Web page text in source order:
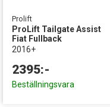
Prolift
ProLift Tailgate Assist
Fiat Fullback
2016+
2395:-
Beställningsvara